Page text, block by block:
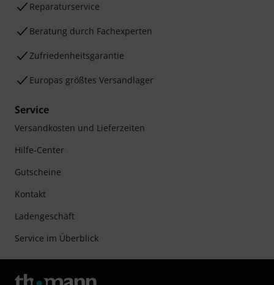
Reparaturservice
Beratung durch Fachexperten
Zufriedenheitsgarantie
Europas größtes Versandlager
Service
Versandkosten und Lieferzeiten
Hilfe-Center
Gutscheine
Kontakt
Ladengeschäft
Service im Überblick